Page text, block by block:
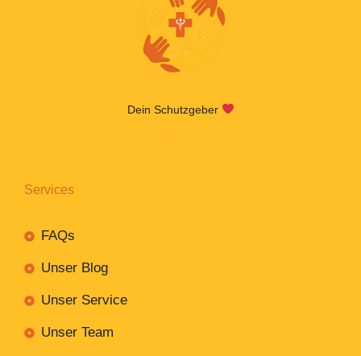
Dein Schutzgeber
Services
FAQs
Unser Blog
Unser Service
Unser Team